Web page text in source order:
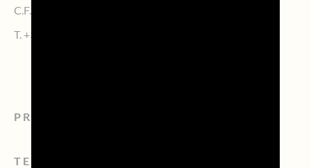
C.F. 04339160261 – P.IVA 04484620267
T. +39 0422.1572383
PROSECCO
TERRITORIO